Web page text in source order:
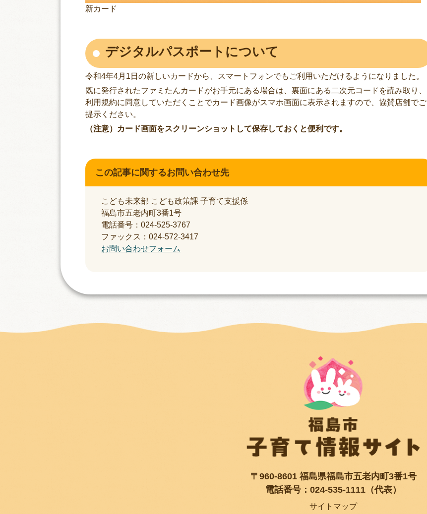
新カード
デジタルパスポートについて
令和4年4月1日の新しいカードから、スマートフォンでもご利用いただけるようになりました。
既に発行されたファミたんカードがお手元にある場合は、裏面にある二次元コードを読み取り、
利用規約に同意していただくことでカード画像がスマホ画面に表示されますので、協賛店舗でご
提示ください。
（注意）カード画面をスクリーンショットして保存しておくと便利です。
この記事に関するお問い合わせ先
こども未来部 こども政策課 子育て支援係
福島市五老内町3番1号
電話番号：024-525-3767
ファックス：024-572-3417
お問い合わせフォーム
〒960-8601 福島県福島市五老内町3番1号
電話番号：024-535-1111（代表）
サイトマップ